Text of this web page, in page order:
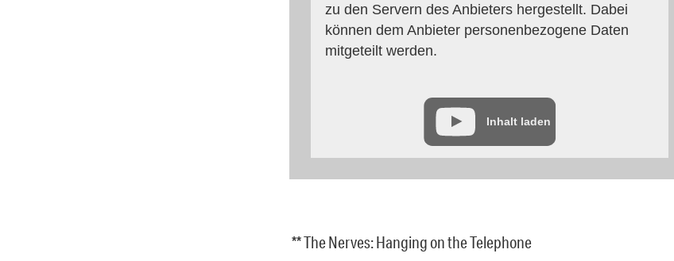
zu den Servern des Anbieters hergestellt. Dabei
können dem Anbieter personenbezogene Daten
mitgeteilt werden.
Inhalt laden
** The Nerves: Hanging on the Telephone